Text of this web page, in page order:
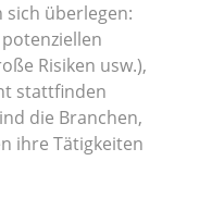
überlegen:
Risiken usw.),
stattfinden
die Branchen,
ihre Tätigkeiten